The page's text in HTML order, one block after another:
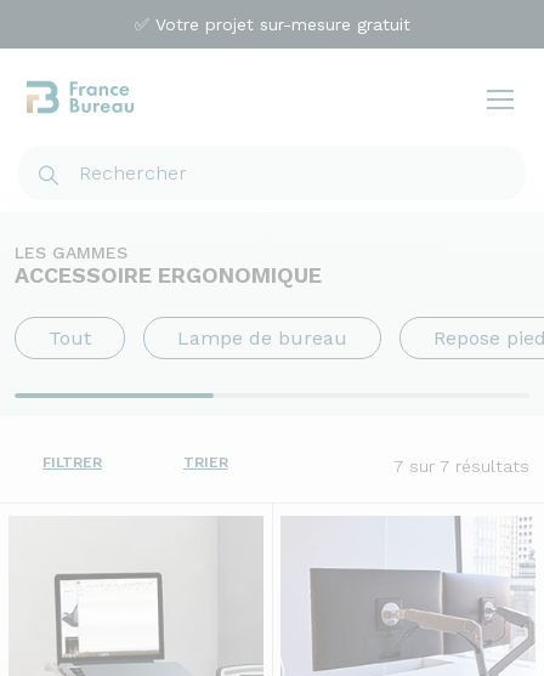
✅ Votre projet sur-mesure gratuit
LES GAMMES
ACCESSOIRE ERGONOMIQUE
Tout Lampe de bureau Repose
FILTRER TRIER 7 sur 7 résultats